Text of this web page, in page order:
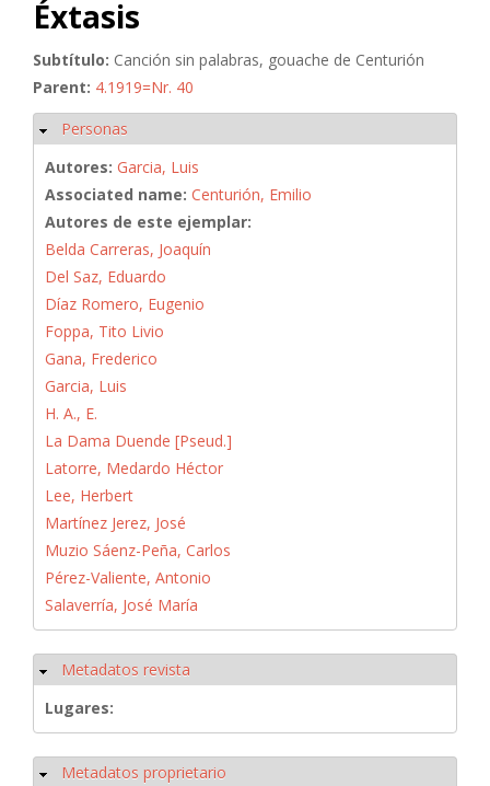
Éxtasis
Subtítulo: Canción sin palabras, gouache de Centurión
Parent: 4.1919=Nr. 40
Ocultar
Personas
Autores: Garcia, Luis
Associated name: Centurión, Emilio
Autores de este ejemplar:
Belda Carreras, Joaquín
Del Saz, Eduardo
Díaz Romero, Eugenio
Foppa, Tito Livio
Gana, Frederico
Garcia, Luis
H. A., E.
La Dama Duende [Pseud.]
Latorre, Medardo Héctor
Lee, Herbert
Martínez Jerez, José
Muzio Sáenz-Peña, Carlos
Pérez-Valiente, Antonio
Salaverría, José María
Ocultar
Metadatos revista
Lugares:
Ocultar
Metadatos proprietario